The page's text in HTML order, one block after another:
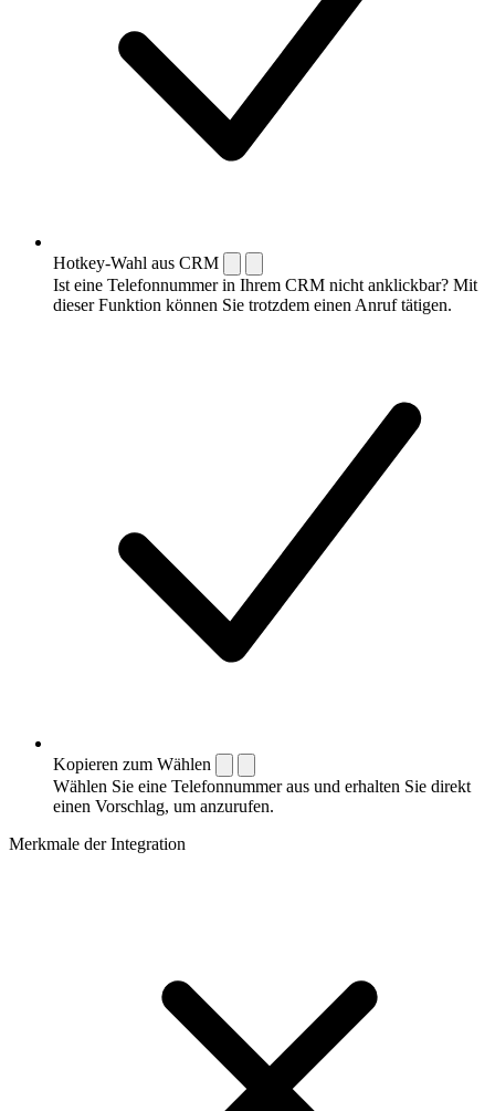
Hotkey-Wahl aus CRM
Ist eine Telefonnummer in Ihrem CRM nicht anklickbar? Mit
dieser Funktion können Sie trotzdem einen Anruf tätigen.
Kopieren zum Wählen
Wählen Sie eine Telefonnummer aus und erhalten Sie direkt
einen Vorschlag, um anzurufen.
Merkmale der Integration